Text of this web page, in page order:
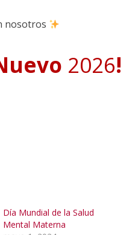
nosotros
2026!
Día Mundial de la Salud
Mental Materna